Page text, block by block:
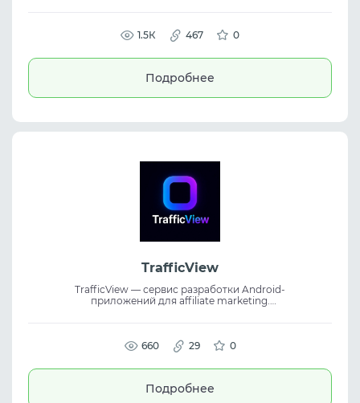
residential proxies и стабильное
соединение для бизнеса, позволяя
масштабировать работу с прокси и
1.5К 467 0
Подробнее
TrafficView
TrafficView — сервис разработки Android-
приложений для affiliate marketing.
трекинга. Сервис подходит для
медиабаинга и арбитража трафика.
Предлагает полный цикл работы — от
интеграции трекинга для управления
660 29 0
Подробнее